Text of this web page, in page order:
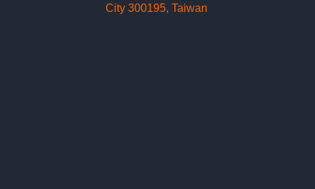
City 300195, Taiwan